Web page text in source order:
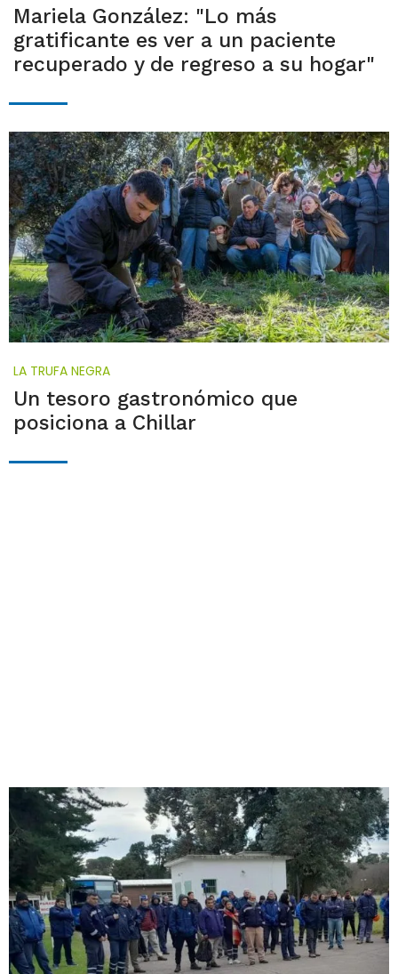
Mariela González: "Lo más
gratificante es ver a un paciente
recuperado y de regreso a su hogar"
LA TRUFA NEGRA
Un tesoro gastronómico que
posiciona a Chillar